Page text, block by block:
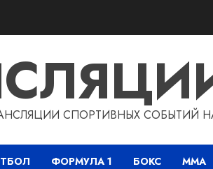
СПОРТИВНЫХ СОБЫТИЙ
ФОРМУЛА 1 БОКС ММА